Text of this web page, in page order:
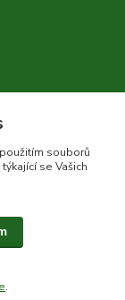
souborů
se Vašich
.